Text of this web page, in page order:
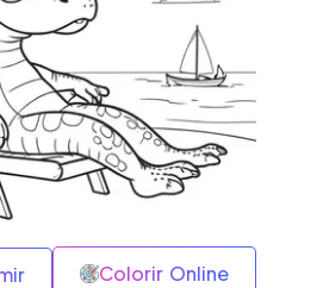
Colorir Online